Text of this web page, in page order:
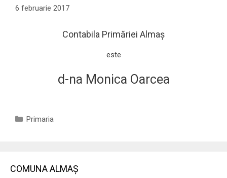
6 februarie 2017
Contabila Primăriei Almaș
este
d-na Monica Oarcea
Categorii
Primaria
COMUNA ALMAȘ